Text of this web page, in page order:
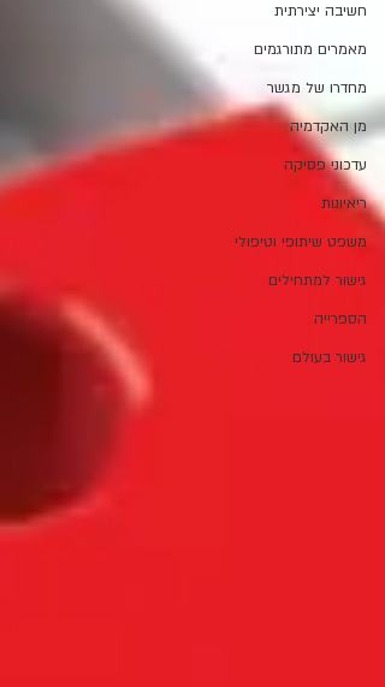
חשיבה יצירתית
מאמרים מתורגמים
מחדרו של מגשר
מן האקדמיה
עדכוני פסיקה
ריאיונות
משפט שיתופי וטיפולי
גישור למתחילים
הספרייה
גישור בעולם